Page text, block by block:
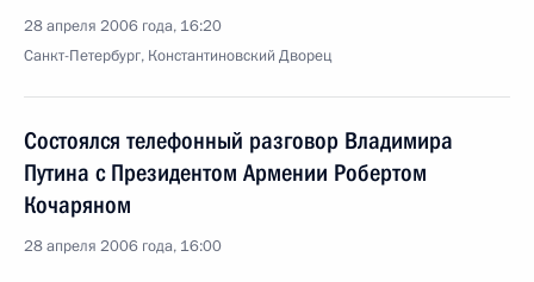
28 апреля 2006 года, 16:20
Санкт-Петербург, Константиновский Дворец
Состоялся телефонный разговор Владимира
Путина с Президентом Армении Робертом
Кочаряном
28 апреля 2006 года, 16:00